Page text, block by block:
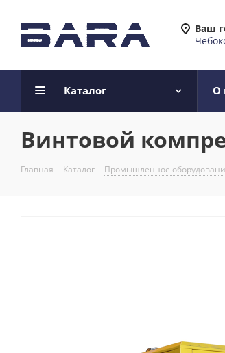
Ваш
Каталог О
Винтовой
Главная - Каталог - Промышленное